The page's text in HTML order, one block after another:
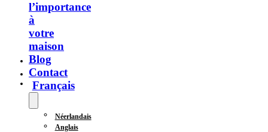
l’importance
à
votre
maison
Blog
Contact
Français
Néerlandais
Anglais